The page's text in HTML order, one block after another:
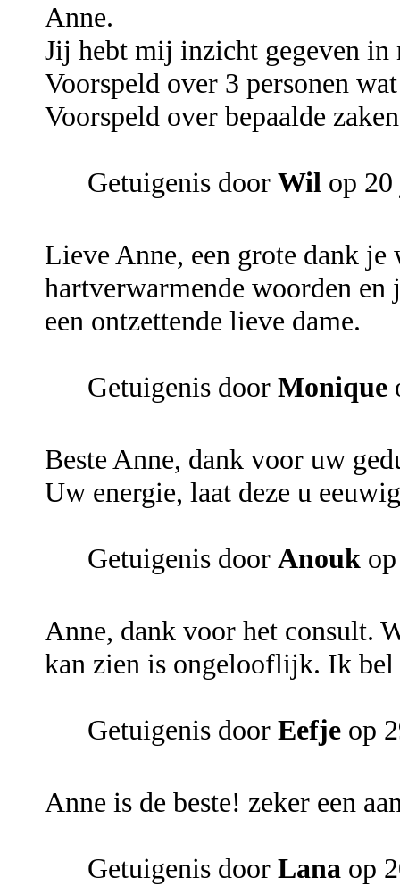
Anne.
Jij hebt mij inzicht gegeven
Voorspeld over 3 personen
Voorspeld over bepaalde
Getuigenis door Wil op
Lieve Anne, een grote dank
hartverwarmende woorden en
een ontzettende lieve dame.
Getuigenis door Monique
Beste Anne, dank voor uw
Uw energie, laat deze u
Getuigenis door Anouk
Anne, dank voor het consult.
kan zien is ongelooflijk. Ik bel
Getuigenis door Eefje op
Anne is de beste! zeker een
Getuigenis door Lana op